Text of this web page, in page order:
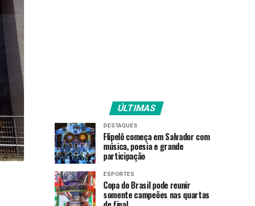
ÚLTIMAS
DESTAQUES
Flipelô começa em Salvador com
música, poesia e grande
participação
ESPORTES
Copa do Brasil pode reunir
somente campeões nas quartas